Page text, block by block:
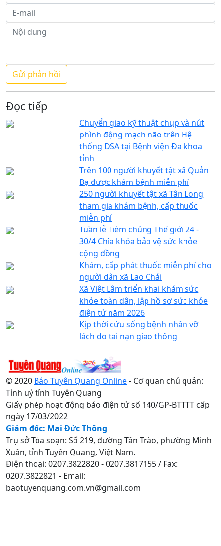
Đọc tiếp
Chuyển giao kỹ thuật chụp và nút
phình động mạch não trên Hệ
thống DSA tại Bệnh viện Đa khoa
tỉnh
Trên 100 người khuyết tật xã Quản
Bạ được khám bệnh miễn phí
250 người khuyết tật xã Tân Long
tham gia khám bệnh, cấp thuốc
miễn phí
Tuần lễ Tiêm chủng Thế giới 24 -
30/4 Chìa khóa bảo vệ sức khỏe
cộng đồng
Khám, cấp phát thuốc miễn phí cho
người dân xã Lao Chải
Xã Việt Lâm triển khai khám sức
khỏe toàn dân, lập hồ sơ sức khỏe
điện tử năm 2026
Kịp thời cứu sống bệnh nhân vỡ
lách do tai nạn giao thông
© 2020 Báo Tuyên Quang Online- Cơ quan chủ quản:
Tỉnh uỷ tỉnh Tuyên Quang
Giấy phép hoạt động báo điện tử số 140/GP-BTTTT cấp
ngày 17/03/2022
Giám đốc: Mai Đức Thông
Trụ sở Tòa soạn: Số 219, đường Tân Trào, phường Minh
Xuân, tỉnh Tuyên Quang, Việt Nam.
Điện thoại: 0207.3822820 - 0207.3817155 / Fax:
0207.3822821 - Email:
baotuyenquang.com.vn@gmail.com